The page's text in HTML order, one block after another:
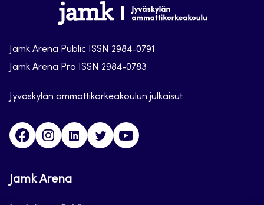
Jamk
Arena
Jamk Arena Public ISSN 2984-0791
Jamk Arena Pro ISSN 2984-0783
Jyväskylän ammattikorkeakoulun julkaisut
FacebookInstagramLinkedinTwitter
Jamk Arena